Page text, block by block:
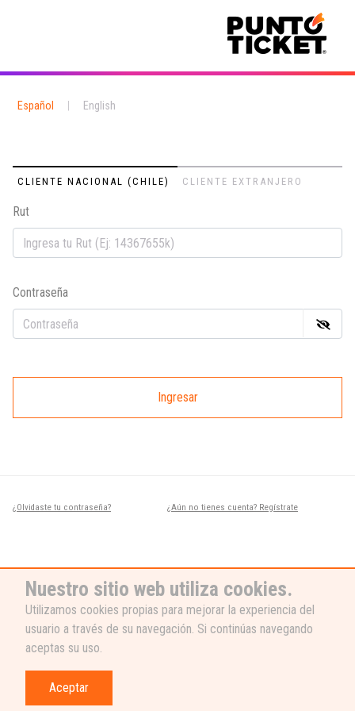
Español English
CLIENTE NACIONAL (CHILE) CLIENTE EXTRANJERO
Rut
Contraseña
Ingresar
¿Olvidaste tu contraseña? ¿Aún no tienes cuenta? Regístrate
Nuestro sitio web utiliza cookies.
Utilizamos cookies propias para mejorar la experiencia del
usuario a través de su navegación. Si continúas navegando
aceptas su uso.
Aceptar
¿NECESITAS AYUDA?
Nuestro equipo de soporte está listo